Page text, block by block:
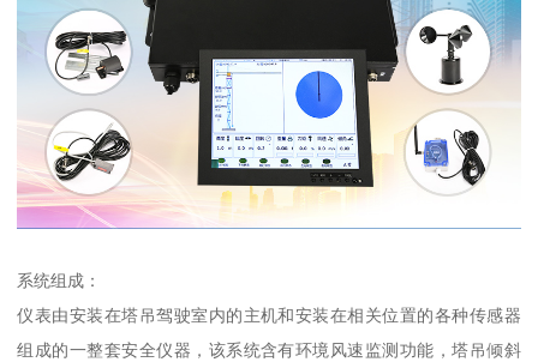
系统组成：
仪表由安装在塔吊驾驶室内的主机和安装在相关位置的各种传感器
组成的一整套安全仪器，该系统含有环境风速监测功能，塔吊倾斜